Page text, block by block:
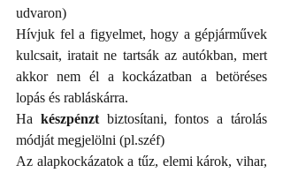
udvaron)
Hívjuk fel a figyelmet, hogy a gépjárművek
kulcsait, iratait ne tartsák az autókban, mert
akkor nem él a kockázatban a betöréses
lopás és rabláskárra.
Ha készpénzt biztosítani, fontos a tárolás
módját megjelölni (pl.széf)
Az alapkockázatok a tűz, elemi károk, vihar,